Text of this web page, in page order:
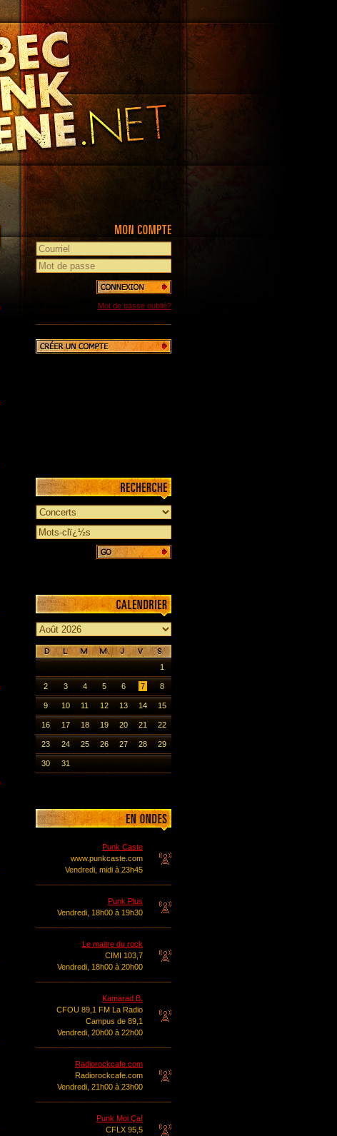
Mot de passe oublié?
1
2 3 4 5 6 7 8
9 10 11 12 13 14 15
16 17 18 19 20 21 22
23 24 25 26 27 28 29
30 31
Punk Caste
www.punkcaste.com
Vendredi, midi à 23h45
Punk Plus
Vendredi, 18h00 à 19h30
Le maitre du rock
CIMI 103,7
Vendredi, 18h00 à 20h00
Kamarad B.
CFOU 89,1 FM La Radio
Campus de 89,1
Vendredi, 20h00 à 22h00
Radiorockcafe.com
Radiorockcafe.com
Vendredi, 21h00 à 23h00
Punk Moi Ça!
CFLX 95,5